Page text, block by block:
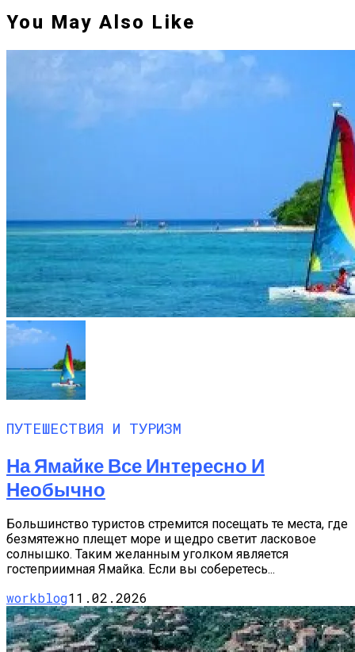
You May Also Like
ПУТЕШЕСТВИЯ И ТУРИЗМ
На Ямайке Все Интересно И
Необычно
Большинство туристов стремится посещать те места, где
безмятежно плещет море и щедро светит ласковое
солнышко. Таким желанным уголком является
гостеприимная Ямайка. Если вы соберетесь...
workblog11.02.2026